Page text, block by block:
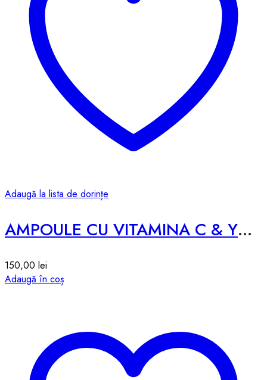
Adaugă la lista de dorințe
AMPOULE CU VITAMINA C & YUZU – 50ml
150,00 lei
Adaugă în coș